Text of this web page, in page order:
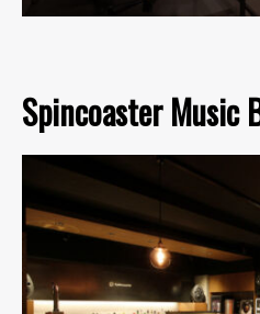
Spincoaster Music